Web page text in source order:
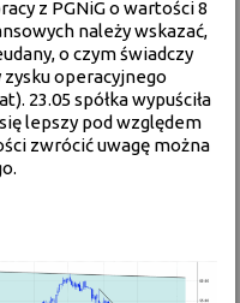
z PGNiG o wartości 8
należy wskazać,
o czym świadczy
zysku operacyjnego
23.05 spółka wypuściła
lepszy pod względem
zwrócić uwagę można